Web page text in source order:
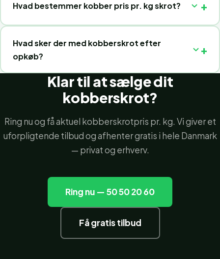
Hvad bestemmer kobber pris pr. kg skrot?
Hvad sker der med kobberskrot efter
opkøb?
Klar til at sælge dit
kobberskrot?
Ring nu og få aktuel kobberskrotpris pr. kg. Vi giver et
uforpligtende tilbud og afhenter gratis i hele Danmark
— privat og erhverv.
Ring nu — 50 50 20 60
Få gratis tilbud